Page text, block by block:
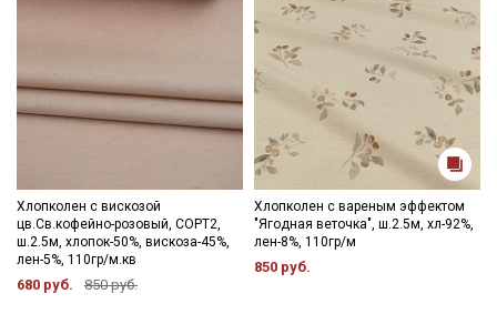
Хлопколен с вискозой
цв.Св.кофейно-розовый, СОРТ2,
ш.2.5м, хлопок-50%, вискоза-45%,
лен-5%, 110гр/м.кв
680 руб. 850 руб.
Хлопколен с вареным эффектом
"Ягодная веточка", ш.2.5м, хл-92%,
лен-8%, 110гр/м
850 руб.
Секретная рассылка от Купава